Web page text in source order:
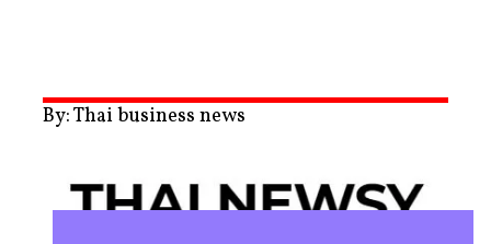
By: Thai business news